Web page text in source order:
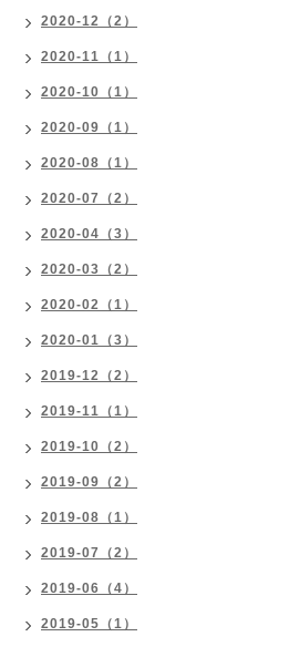
2020-12（2）
2020-11（1）
2020-10（1）
2020-09（1）
2020-08（1）
2020-07（2）
2020-04（3）
2020-03（2）
2020-02（1）
2020-01（3）
2019-12（2）
2019-11（1）
2019-10（2）
2019-09（2）
2019-08（1）
2019-07（2）
2019-06（4）
2019-05（1）